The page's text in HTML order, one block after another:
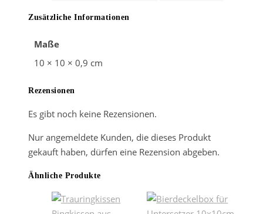
Menge
Zusätzliche Informationen
Maße
10 × 10 × 0,9 cm
Rezensionen
Es gibt noch keine Rezensionen.
Nur angemeldete Kunden, die dieses Produkt
gekauft haben, dürfen eine Rezension abgeben.
Ähnliche Produkte